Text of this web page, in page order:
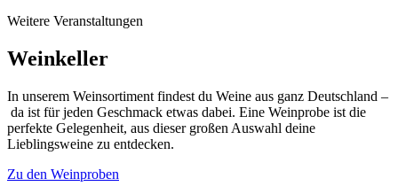
Weitere Veranstaltungen
Weinkeller
In unserem Weinsortiment findest du Weine aus ganz Deutschland –
da ist für jeden Geschmack etwas dabei. Eine Weinprobe ist die
perfekte Gelegenheit, aus dieser großen Auswahl deine
Lieblingsweine zu entdecken.
Zu den Weinproben